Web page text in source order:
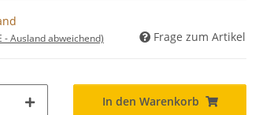
- Ausland abweichend) Frage zum Artikel
In den Warenkorb